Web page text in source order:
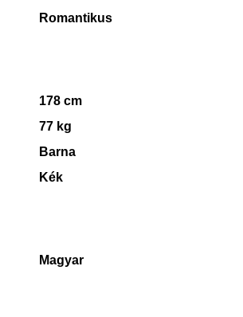
Romantikus
178 cm
77 kg
Barna
Kék
Magyar